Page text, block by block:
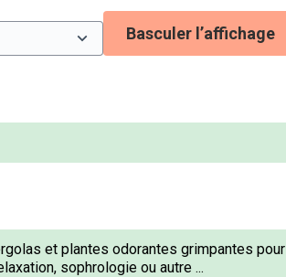
Basculer l’affichage
et plantes odorantes grimpantes pour
sophrologie ou autre ...